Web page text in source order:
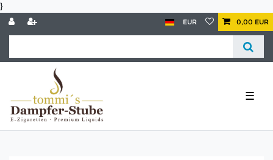
}
EUR 0,00 EUR
☰